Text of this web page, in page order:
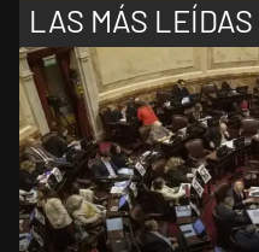
LAS MÁS LEÍDAS